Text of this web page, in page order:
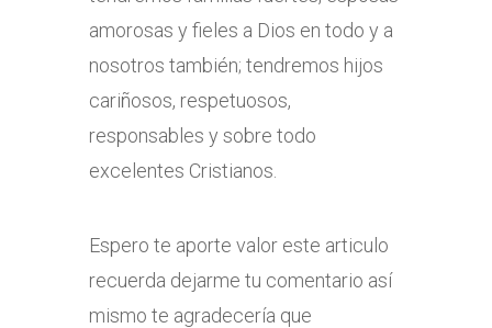
amorosas y fieles a Dios en todo y a
nosotros también; tendremos hijos
cariñosos, respetuosos,
responsables y sobre todo
excelentes Cristianos.
Espero te aporte valor este articulo
recuerda dejarme tu comentario así
mismo te agradecería que